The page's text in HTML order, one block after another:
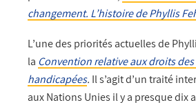
changement. L’histoire de Phyllis
L’une des priorités actuelles de
la Convention relative aux droits
handicapées. Il s’agit d’un traité
aux Nations Unies il y a presque dix